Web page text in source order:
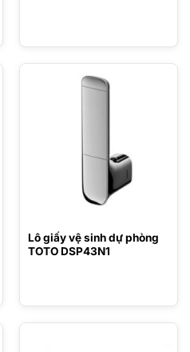
Lô giấy vệ sinh dự phòng
TOTO DSP43N1